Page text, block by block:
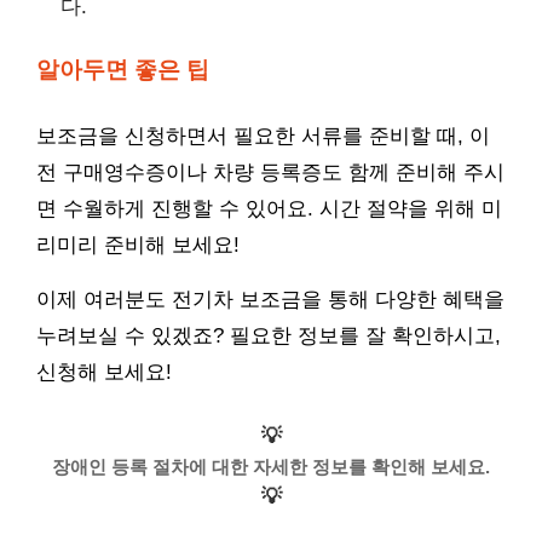
다.
알아두면 좋은 팁
보조금을 신청하면서 필요한 서류를 준비할 때, 이
전 구매영수증이나 차량 등록증도 함께 준비해 주시
면 수월하게 진행할 수 있어요. 시간 절약을 위해 미
리미리 준비해 보세요!
이제 여러분도 전기차 보조금을 통해 다양한 혜택을
누려보실 수 있겠죠? 필요한 정보를 잘 확인하시고,
신청해 보세요!
💡
장애인 등록 절차에 대한 자세한 정보를 확인해 보세요.
💡